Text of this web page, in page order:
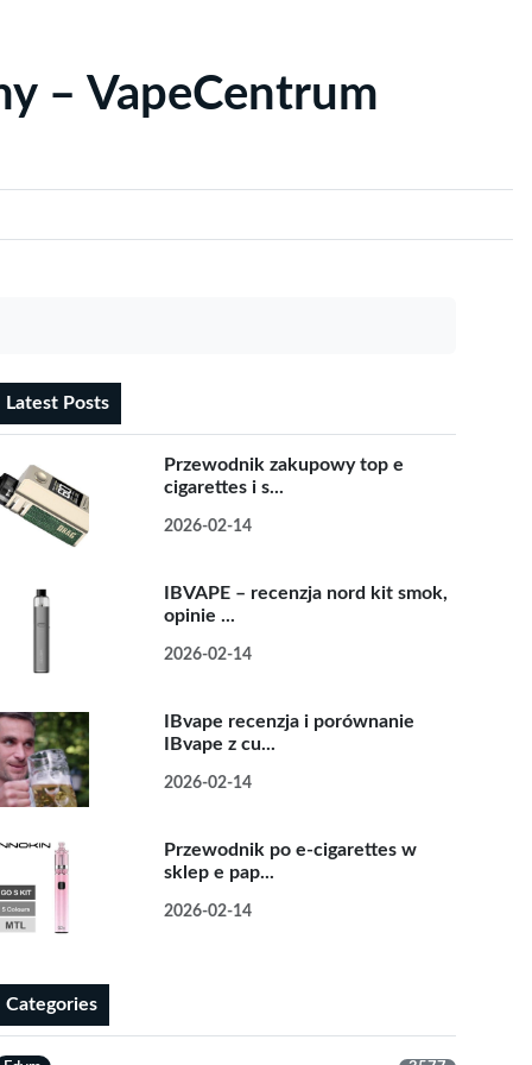
– VapeCentrum
Latest Posts
Przewodnik zakupowy top e
cigarettes i s...
2026-02-14
IBVAPE – recenzja nord kit smok,
opinie ...
2026-02-14
IBvape recenzja i porównanie
IBvape z cu...
2026-02-14
Przewodnik po e-cigarettes w
sklep e pap...
2026-02-14
Categories